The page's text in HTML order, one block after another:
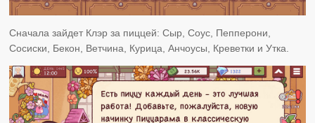
Сначала зайдет Клэр за пиццей: Сыр, Соус, Пепперони,
Сосиски, Бекон, Ветчина, Курица, Анчоусы, Креветки и Утка.